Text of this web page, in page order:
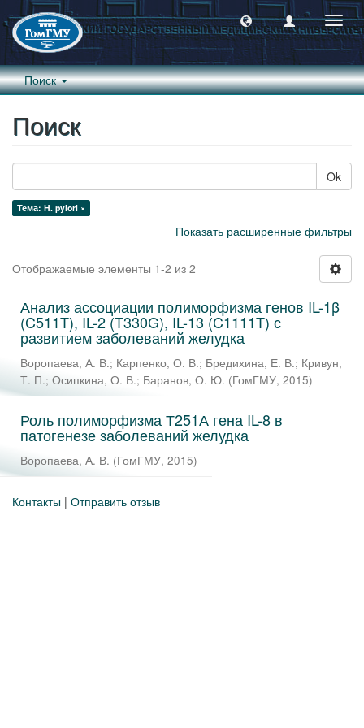
Поиск
Поиск
Ok
Тема: H. pylori ×
Показать расширенные фильтры
Отображаемые элементы 1-2 из 2
Анализ ассоциации полиморфизма генов IL-1β
(C511T), IL-2 (T330G), IL-13 (C1111T) с
развитием заболеваний желудка
Воропаева, А. В.; Карпенко, О. В.; Бредихина, Е. В.; Кривун,
Т. П.; Осипкина, О. В.; Баранов, О. Ю. (ГомГМУ, 2015)
Роль полиморфизма Т251А гена IL-8 в
патогенезе заболеваний желудка
Воропаева, А. В. (ГомГМУ, 2015)
Контакты | Отправить отзыв